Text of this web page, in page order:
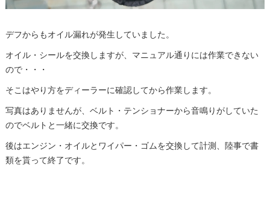
デフからもオイル漏れが発生していました。
オイル・シールを交換しますが、マニュアル通りには作業できない
ので・・・
そこはやり方をディーラーに確認してから作業します。
写真はありませんが、ベルト・テンショナーから音鳴りがしていた
のでベルトと一緒に交換です。
後はエンジン・オイルとワイパー・ゴムを交換して計測、陸事で書
類を貰って終了です。